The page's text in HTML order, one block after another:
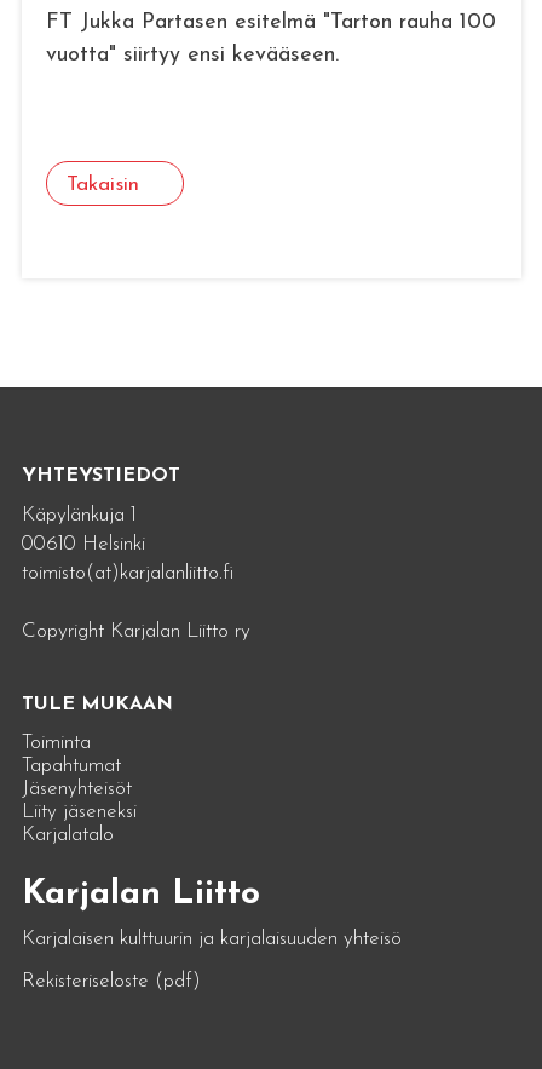
FT Jukka Partasen esitelmä "Tarton rauha 100
vuotta" siirtyy ensi kevääseen.
Takaisin
YHTEYSTIEDOT
Käpylänkuja 1
00610 Helsinki
toimisto(at)karjalanliitto.fi
Copyright Karjalan Liitto ry
TULE MUKAAN
Toiminta
Tapahtumat
Jäsenyhteisöt
Liity jäseneksi
Karjalatalo
Karjalan Liitto
Karjalaisen kulttuurin ja karjalaisuuden yhteisö
Rekisteriseloste (pdf)